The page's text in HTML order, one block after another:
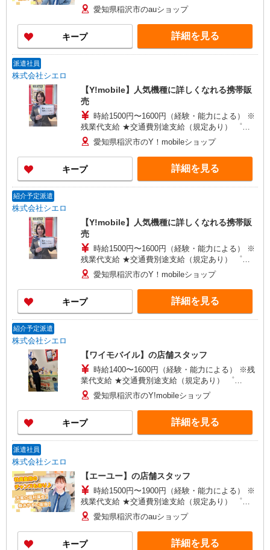
+゜・。○。・゜+゜・。○。・゜+゜ 入社祝い金10
万円支給(規定有) お友達を紹介頂くと, インセンテ
ィブ支給(規定有) ★月2回払い・週払い可能（規程
有）★ ゜・。○。・゜+゜・。○。・゜+゜
愛知県稲沢市のauショップ
キープ 詳細を見る
派遣社員
株式会社シエロ
【Y!mobile】人気機種に詳しくなれる携帯販
売
時給1500円〜1600円（経験・能力による） ※
残業代支給 ★交通費別途支給（規定あり） ゜
+゜・。○。・゜+゜・。○。・゜+゜ 入社祝い金10
万円支給(規定有) お友達を紹介頂くと, インセンテ
ィブ支給(規定有) ★月2回払い・週払い可能（規程
有）★ ゜・。○。・゜+゜・。○。・゜+゜
愛知県稲沢市のY！mobileショップ
キープ 詳細を見る
紹介予定派遣
株式会社シエロ
【Y!mobile】人気機種に詳しくなれる携帯販
売
時給1500円〜1600円（経験・能力による） ※
残業代支給 ★交通費別途支給（規定あり） ゜
+゜・。○。・゜+゜・。○。・゜+゜ 入社祝い金10
万円支給(規定有) お友達を紹介頂くと, インセンテ
ィブ支給(規定有) ★月2回払い・週払い可能（規程
有）★ ゜・。○。・゜+゜・。○。・゜+゜
愛知県稲沢市のY！mobileショップ
キープ 詳細を見る
紹介予定派遣
株式会社シエロ
【ワイモバイル】の店舗スタッフ
時給1400〜1600円（経験・能力による） ※残
業代支給 ★交通費別途支給（規定あり） ゜
+゜・。○。・゜+゜・。○。・゜+゜ 入社祝い金10
万円支給(規定有) お友達を紹介頂くと, インセンテ
ィブ支給(規定有) ★月2回払い・週払い可能（規程
有）★ ゜・。○。・゜+゜・。○。・゜+゜
愛知県稲沢市のY!mobileショップ
キープ 詳細を見る
派遣社員
株式会社シエロ
【エーユー】の店舗スタッフ
時給1500円〜1900円（経験・能力による） ※
残業代支給 ★交通費別途支給（規定あり） ゜
+゜・。○。・゜+゜・。○。・゜+゜ 入社祝い金10
万円支給(規定有) お友達を紹介頂くと, インセンテ
ィブ支給(規定有) ★月2回払い・週払い可能（規程
有）★ ゜・。○。・゜+゜・。○。・゜+゜
愛知県稲沢市のauショップ
キープ 詳細を見る